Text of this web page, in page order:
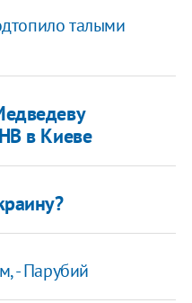
талыми
в Киеве
- Парубий